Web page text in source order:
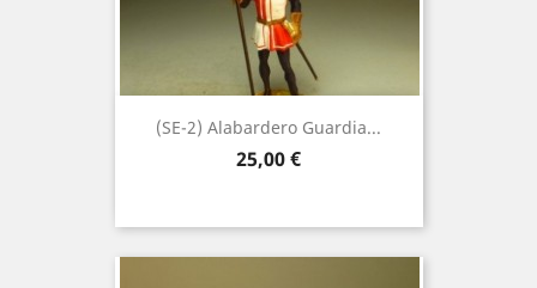
(SE-2) Alabardero Guardia...
Precio
25,00 €